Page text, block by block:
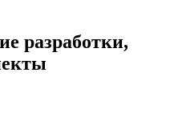
разработки,